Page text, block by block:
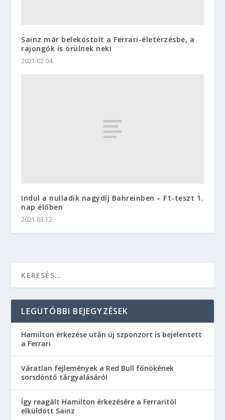
Sainz már belekóstolt a Ferrari-életérzésbe, a
rajongók is örülnek neki
2021.02.04.
Indul a nulladik nagydíj Bahreinben – F1-teszt 1.
nap élőben
2021.03.12.
LEGUTÓBBI BEJEGYZÉSEK
Hamilton érkezése után új szponzort is bejelentett
a Ferrari
Váratlan fejlemények a Red Bull főnökének
sorsdöntő tárgyalásáról
Így reagált Hamilton érkezésére a Ferraritól
elküldött Sainz